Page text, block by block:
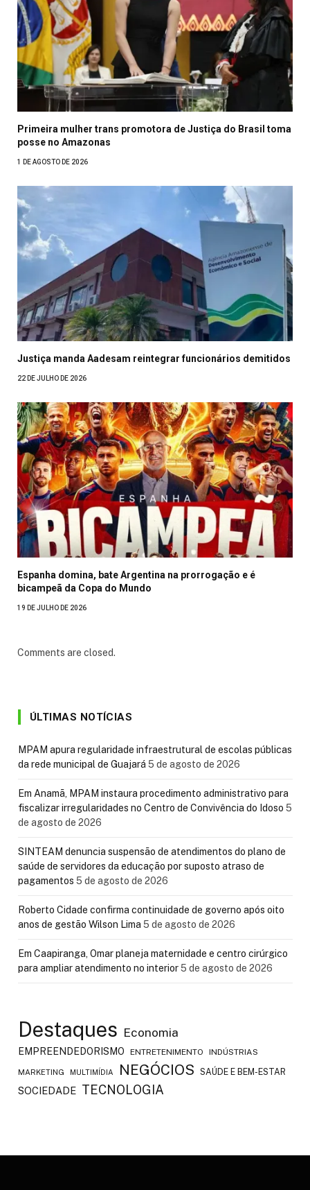
Primeira mulher trans promotora de Justiça do Brasil toma
posse no Amazonas
1 DE AGOSTO DE 2026
Justiça manda Aadesam reintegrar funcionários demitidos
22 DE JULHO DE 2026
Espanha domina, bate Argentina na prorrogação e é
bicampeã da Copa do Mundo
19 DE JULHO DE 2026
Comments are closed.
ÚLTIMAS NOTÍCIAS
MPAM apura regularidade infraestrutural de escolas públicas
da rede municipal de Guajará 5 de agosto de 2026
Em Anamã, MPAM instaura procedimento administrativo para
fiscalizar irregularidades no Centro de Convivência do Idoso 5
de agosto de 2026
SINTEAM denuncia suspensão de atendimentos do plano de
saúde de servidores da educação por suposto atraso de
pagamentos 5 de agosto de 2026
Roberto Cidade confirma continuidade de governo após oito
anos de gestão Wilson Lima 5 de agosto de 2026
Em Caapiranga, Omar planeja maternidade e centro cirúrgico
para ampliar atendimento no interior5 de agosto de 2026
Destaques Economia
EMPREENDEDORISMO ENTRETENIMENTO INDÚSTRIAS
MARKETING MULTIMÍDIA NEGÓCIOS SAÚDE E BEM-ESTAR
SOCIEDADE TECNOLOGIA